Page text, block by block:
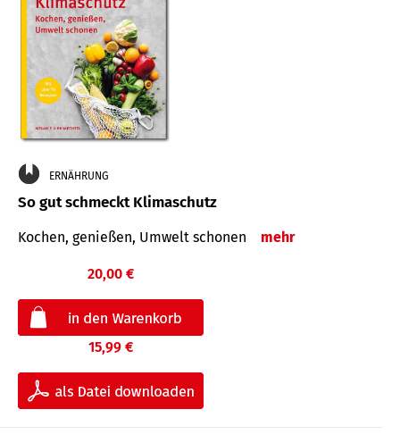
ERNÄHRUNG
So gut schmeckt Klimaschutz
Kochen, genießen, Umwelt schonen mehr
20,00 €
15,99 €